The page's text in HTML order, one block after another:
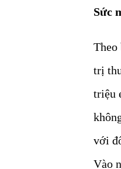
Sức
Theo
trị
triệu
với
Vào